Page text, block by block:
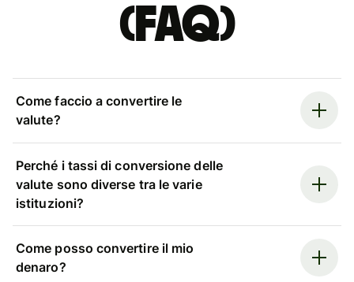
(FAQ)
Come faccio a convertire le
valute?
Perché i tassi di conversione delle
valute sono diverse tra le varie
istituzioni?
Come posso convertire il mio
denaro?